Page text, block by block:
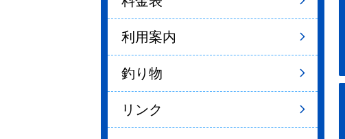
利用案内
釣り物
リンク